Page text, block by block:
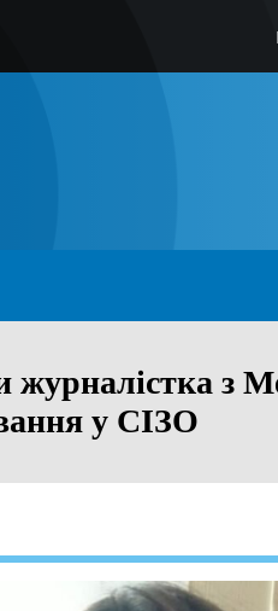
журналістка з
у СІЗО